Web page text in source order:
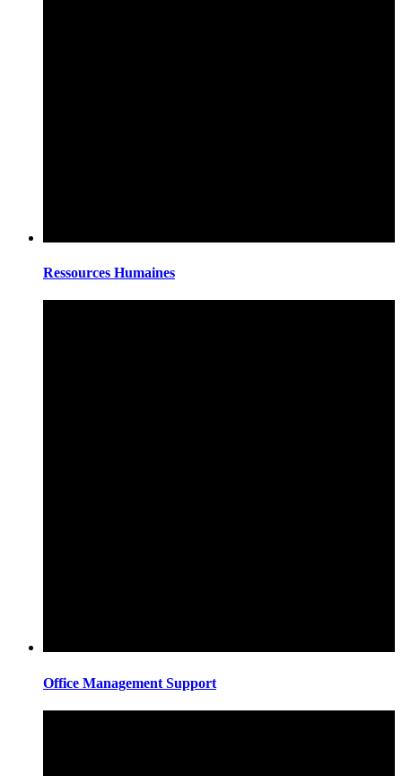
Ressources Humaines
Office Management Support